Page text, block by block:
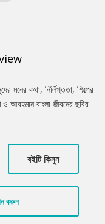
মনের কথা, নির্লিপ্ততা, শিল্পের
ও আবহমান বাংলা জীবনের ছবির
তিনি তাঁর ‘একাত্তরের নয়
তাঁর নিজস্ব অভিজ্ঞতার মাধ্যমে।
বাংলাদেশের সামনে।
বইটি কিনুন
করুন